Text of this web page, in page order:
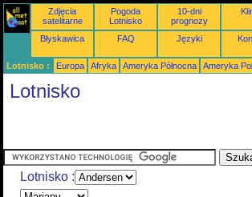
Zdjęcia
satelitarne
Pogoda
Lotnisko
10-dni
prognozy
Błyskawica
FAQ Języki
Lotnisko : Europa Afryka Ameryka Północna Ameryka
Lotnisko
Lotnisko :